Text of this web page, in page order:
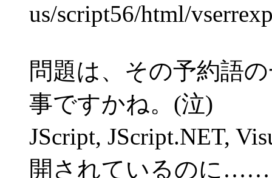
us/script56/html/
問題は、その予約語
事ですかね。(泣)
JScript, JScript.NET,
開されているのに